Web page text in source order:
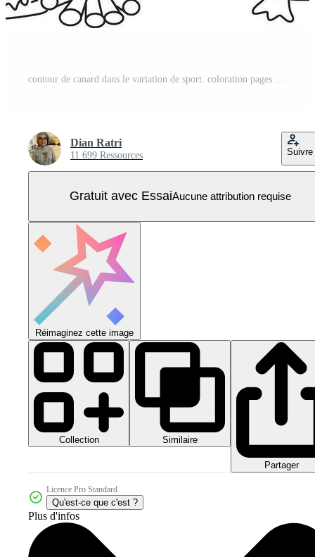
Dian Ratri
11 699 Ressources Suivre
Gratuit avec EssaiAucune attribution requise
Réimaginez cette image
Collection Similaire
Partager
Licence Pro Standard
Qu'est-ce que c'est ?
Plus d'infos